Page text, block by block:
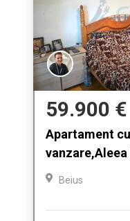
59.900 €
Apartament
Beius